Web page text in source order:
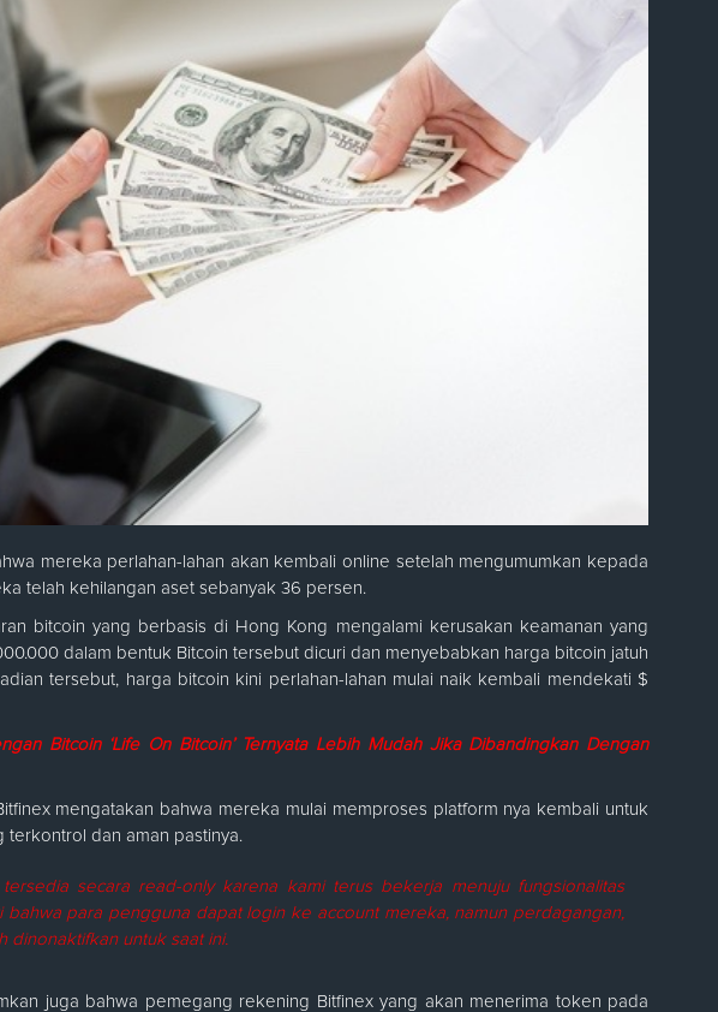
mereka perlahan-lahan akan kembali online setelah mengumumkan kepada
telah kehilangan aset sebanyak 36 persen.
bitcoin yang berbasis di Hong Kong mengalami kerusakan keamanan yang
dalam bentuk Bitcoin tersebut dicuri dan menyebabkan harga bitcoin jatuh
tersebut, harga bitcoin kini perlahan-lahan mulai naik kembali mendekati $
Bitcoin ‘Life On Bitcoin’ Ternyata Lebih Mudah Jika Dibandingkan Dengan
mengatakan bahwa mereka mulai memproses platform nya kembali untuk
dan aman pastinya.
secara read-only karena kami terus bekerja menuju fungsionalitas
bahwa para pengguna dapat login ke account mereka, namun perdagangan,
dinonaktifkan untuk saat ini.
juga bahwa pemegang rekening Bitfinex yang akan menerima token pada